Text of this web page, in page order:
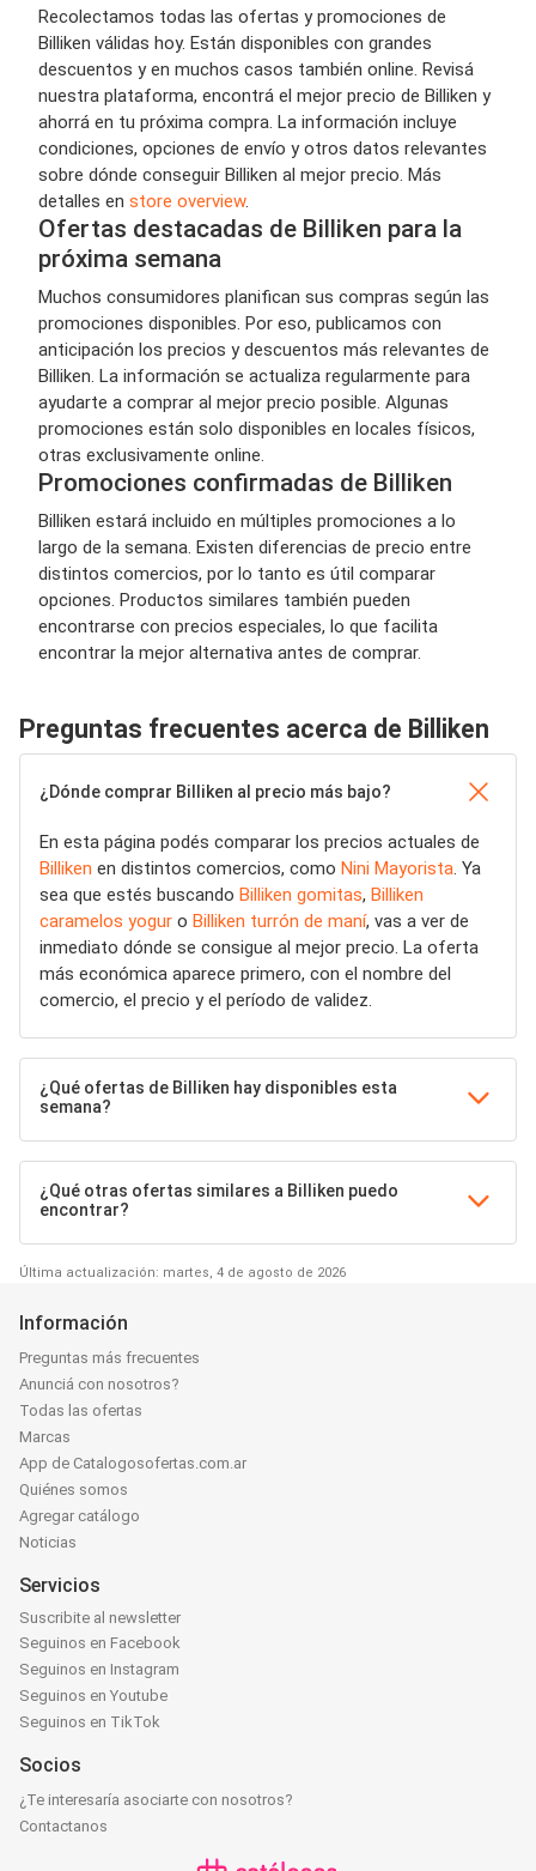
Recolectamos todas las ofertas y promociones de
Billiken válidas hoy. Están disponibles con grandes
descuentos y en muchos casos también online. Revisá
nuestra plataforma, encontrá el mejor precio de Billiken y
ahorrá en tu próxima compra. La información incluye
condiciones, opciones de envío y otros datos relevantes
sobre dónde conseguir Billiken al mejor precio. Más
detalles en store overview.
Ofertas destacadas de Billiken para la
próxima semana
Muchos consumidores planifican sus compras según las
promociones disponibles. Por eso, publicamos con
anticipación los precios y descuentos más relevantes de
Billiken. La información se actualiza regularmente para
ayudarte a comprar al mejor precio posible. Algunas
promociones están solo disponibles en locales físicos,
otras exclusivamente online.
Promociones confirmadas de Billiken
Billiken estará incluido en múltiples promociones a lo
largo de la semana. Existen diferencias de precio entre
distintos comercios, por lo tanto es útil comparar
opciones. Productos similares también pueden
encontrarse con precios especiales, lo que facilita
encontrar la mejor alternativa antes de comprar.
Preguntas frecuentes acerca de Billiken
¿Dónde comprar Billiken al precio más bajo?
En esta página podés comparar los precios actuales de
Billiken en distintos comercios, como Nini Mayorista . Ya
sea que estés buscando Billiken gomitas, Billiken
caramelos yogur o Billiken turrón de maní, vas a ver de
inmediato dónde se consigue al mejor precio. La oferta
más económica aparece primero, con el nombre del
comercio, el precio y el período de validez.
¿Qué ofertas de Billiken hay disponibles esta
semana?
¿Qué otras ofertas similares a Billiken puedo
encontrar?
Última actualización: martes, 4 de agosto de 2026
Información
Preguntas más frecuentes
Anunciá con nosotros?
Todas las ofertas
Marcas
App de Catalogosofertas.com.ar
Quiénes somos
Agregar catálogo
Noticias
Servicios
Suscribite al newsletter
Seguinos en Facebook
Seguinos en Instagram
Seguinos en Youtube
Seguinos en TikTok
Socios
¿Te interesaría asociarte con nosotros?
Contactanos